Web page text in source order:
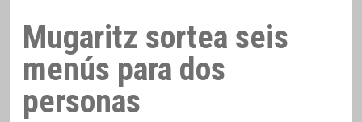
Mugaritz sortea seis
menús para dos
personas